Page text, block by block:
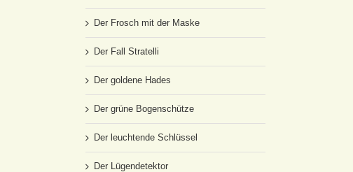
Der Frosch mit der Maske
Der Fall Stratelli
Der goldene Hades
Der grüne Bogenschütze
Der leuchtende Schlüssel
Der Lügendetektor